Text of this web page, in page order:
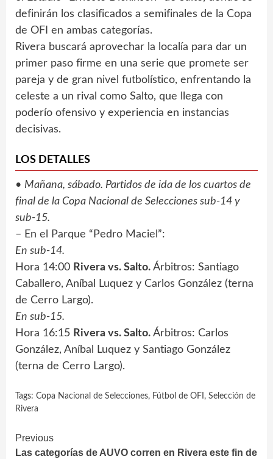
definirán los clasificados a semifinales de la Copa
de OFI en ambas categorías.
Rivera buscará aprovechar la localía para dar un
primer paso firme en una serie que promete ser
pareja y de gran nivel futbolístico, enfrentando la
celeste a un rival como Salto, que llega con
poderío ofensivo y experiencia en instancias
decisivas.
LOS DETALLES
• Mañana, sábado. Partidos de ida de los cuartos de
final de la Copa Nacional de Selecciones sub-14 y
sub-15.
– En el Parque “Pedro Maciel”:
En sub-14.
Hora 14:00 Rivera vs. Salto. Árbitros: Santiago
Caballero, Aníbal Luquez y Carlos González (terna
de Cerro Largo).
En sub-15.
Hora 16:15 Rivera vs. Salto. Árbitros: Carlos
González, Aníbal Luquez y Santiago González
(terna de Cerro Largo).
Tags: Copa Nacional de Selecciones, Fútbol de OFI , Selección de
Rivera
Continue
Previous
Las categorías de AUVO corren en Rivera este fin de